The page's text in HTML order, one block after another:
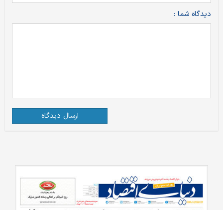
دیدگاه شما :
ارسال دیدگاه